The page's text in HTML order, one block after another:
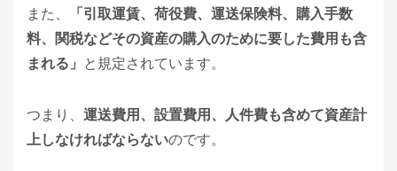
また、
「引取運賃、荷役費、運送保険料、購入手数
料、関税などその資産の購入のために要した費用も含
まれる」
と規定されています。
つまり、 運送費用、設置費用、人件費も含めて資産計
上しなければならないのです。